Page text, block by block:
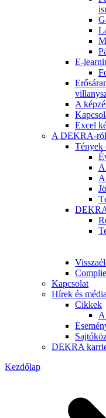
E-
A
Excel
A DEKRA-ról
Tények
Kapcsolat
Hírek és média
Cikkek
DEKRA
Kezdőlap